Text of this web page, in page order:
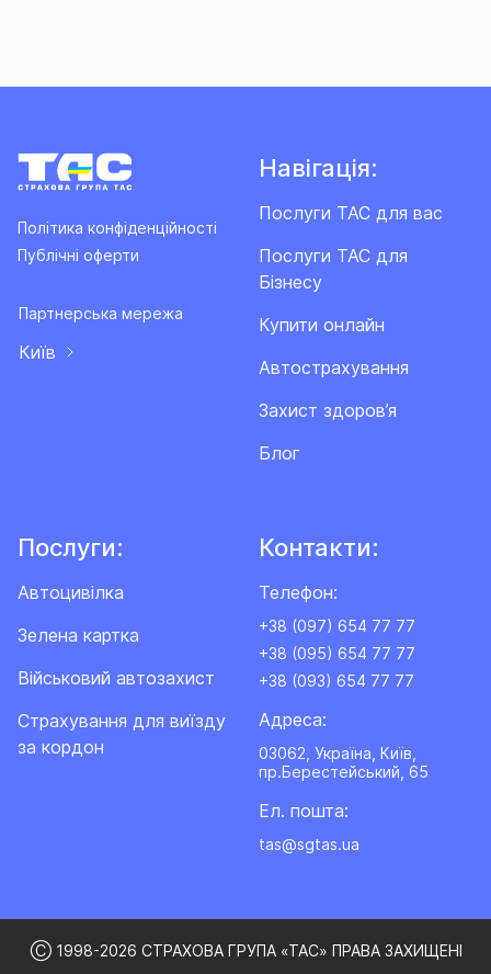
Політика конфіденційності
Публічні оферти
Партнерська мережа
Київ
Навігація:
Послуги ТАС для вас
Послуги ТАС для
Бізнесу
Купити онлайн
Автострахування
Захист здоров’я
Блог
Послуги:
Автоцивілка
Зелена картка
Військовий автозахист
Cтрахування для виїзду
за кордон
Контакти:
Телефон:
+38 (097) 654 77 77
+38 (095) 654 77 77
+38 (093) 654 77 77
Адреса:
03062, Україна, Київ,
пр.Берестейський, 65
Ел. пошта:
tas@sgtas.ua
Ⓒ 1998-2026 СТРАХОВА ГРУПА «ТАС» ПРАВА ЗАХИЩЕНІ